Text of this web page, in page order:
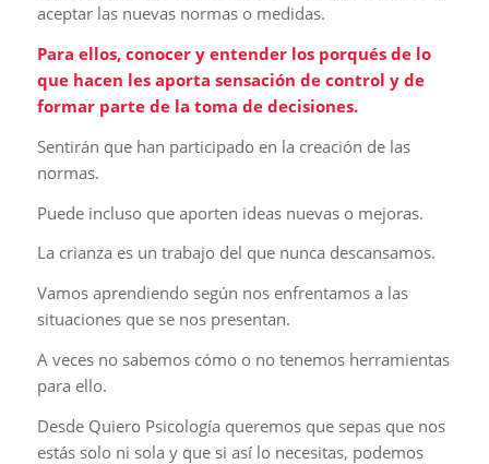
aceptar las nuevas normas o medidas.
Para ellos, conocer y entender los porqués de lo
que hacen les aporta sensación de control y de
formar parte de la toma de decisiones.
Sentirán que han participado en la creación de las
normas.
Puede incluso que aporten ideas nuevas o mejoras.
La crianza es un trabajo del que nunca descansamos.
Vamos aprendiendo según nos enfrentamos a las
situaciones que se nos presentan.
A veces no sabemos cómo o no tenemos herramientas
para ello.
Desde Quiero Psicología queremos que sepas que nos
estás solo ni sola y que si así lo necesitas, podemos